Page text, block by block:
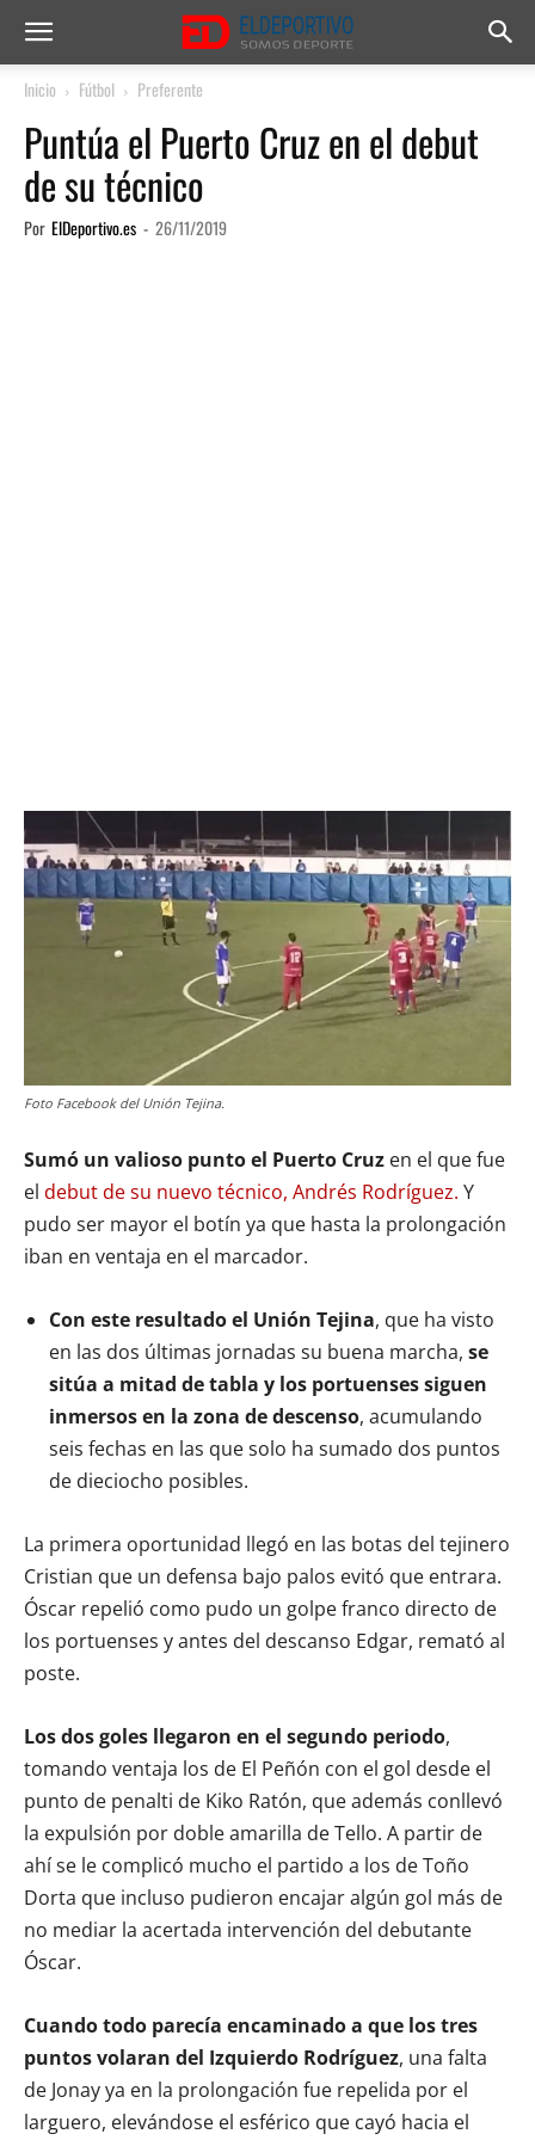
Inicio Fútbol Preferente
Puntúa el Puerto Cruz en el debut
de su técnico
Por ElDeportivo.es - 26/11/2019
Foto Facebook del Unión Tejina.
Sumó un valioso punto el Puerto Cruz en el que fue
el debut de su nuevo técnico, Andrés Rodríguez. Y
pudo ser mayor el botín ya que hasta la prolongación
iban en ventaja en el marcador.
Con este resultado el Unión Tejina, que ha visto
en las dos últimas jornadas su buena marcha, se
sitúa a mitad de tabla y los portuenses siguen
inmersos en la zona de descenso, acumulando
seis fechas en las que solo ha sumado dos puntos
de dieciocho posibles.
La primera oportunidad llegó en las botas del tejinero
Cristian que un defensa bajo palos evitó que entrara.
Óscar repelió como pudo un golpe franco directo de
los portuenses y antes del descanso Edgar, remató al
poste.
Los dos goles llegaron en el segundo periodo,
tomando ventaja los de El Peñón con el gol desde el
punto de penalti de Kiko Ratón, que además conllevó
la expulsión por doble amarilla de Tello. A partir de
ahí se le complicó mucho el partido a los de Toño
Dorta que incluso pudieron encajar algún gol más de
no mediar la acertada intervención del debutante
Óscar.
Cuando todo parecía encaminado a que los tres
puntos volaran del Izquierdo Rodríguez, una falta
de Jonay ya en la prolongación fue repelida por el
larguero, elevándose el esférico que cayó hacia el